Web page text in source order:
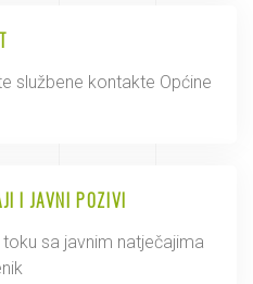
službene kontakte Općine
I JAVNI POZIVI
toku sa javnim natječajima